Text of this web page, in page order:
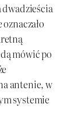
dwadzieścia
mówić po
antenie, w
systemie